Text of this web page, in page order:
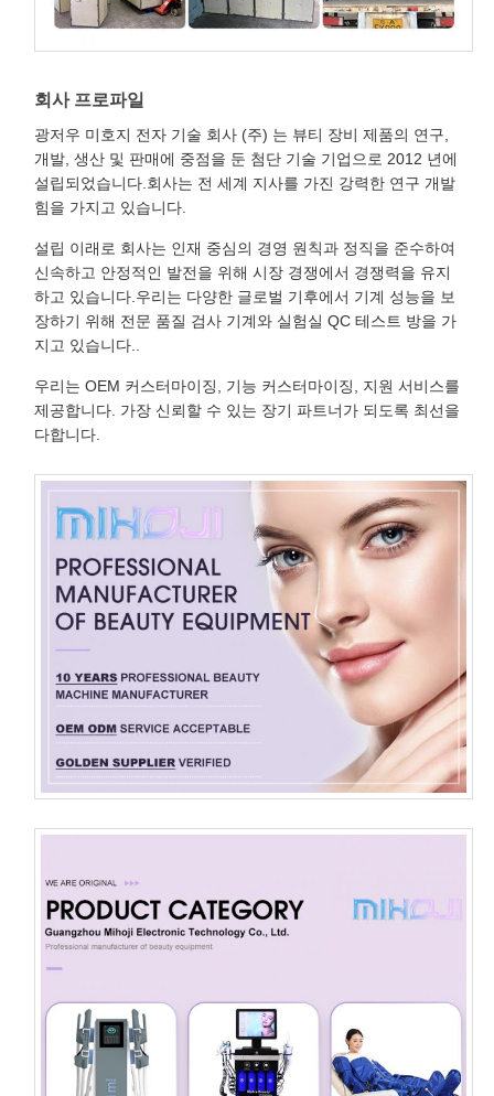
회사 프로파일
광저우 미호지 전자 기술 회사 (주) 는 뷰티 장비 제품의 연구,
개발, 생산 및 판매에 중점을 둔 첨단 기술 기업으로 2012 년에
설립되었습니다.회사는 전 세계 지사를 가진 강력한 연구 개발
힘을 가지고 있습니다.
설립 이래로 회사는 인재 중심의 경영 원칙과 정직을 준수하여
신속하고 안정적인 발전을 위해 시장 경쟁에서 경쟁력을 유지
하고 있습니다.우리는 다양한 글로벌 기후에서 기계 성능을 보
장하기 위해 전문 품질 검사 기계와 실험실 QC 테스트 방을 가
지고 있습니다..
우리는 OEM 커스터마이징, 기능 커스터마이징, 지원 서비스를
제공합니다. 가장 신뢰할 수 있는 장기 파트너가 되도록 최선을
다합니다.